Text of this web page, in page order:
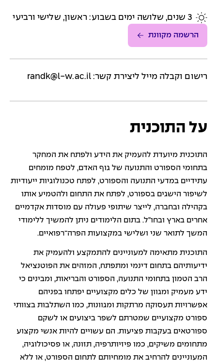
3 שנים, שלושה ימים בשבוע: ראשון, שלישי ורביעי
הרשמה מקוונת
רישום וקבלה מייל ליצירת קשר: randk@l-w.ac.il
על התוכנית
התוכנית מיועדת להעמיק את הידע ולפתח את המחקר
בתחומי הספורט והתנועה של גוף האדם, לטפח מומחים
עתידיים במדעי התנועה והספורט, לפתח טכנולוגיות ייעודיות
לשיפור הישגים בספורט, לפתח את התחום ולהטמיע אותו
בקהילה ובחברה, לייצר שיתופי פעולה עם מוסדות אקדמיים
אחרים בארץ ובחו"ל. בתום הלימודים ניתן להמשיך ללימודי
המשך לתואר שני ושלישי במקצועות הפרה־רפואיים.
התוכנית מתאימה למעוניינים להתמקצע ולהעמיק את
ידיעותיהם בתחום דינמי ומתפתח, המזהים את הפוטנציאל
הרב הטמון בתחומי התנועה, הספורט והבריאות, ומבינים כי
ידע מעמיק ומגוון של כלים מקצועיים יפתחו בפניהם
אפשרויות תעסוקה מרתקות ומגוונות, כמו השתלבות בצוותי
ספורט מקצועיים שמטרתם לשפר ביצועים או לשקם
ספורטאים בעקבות פציעות. הם עשויים להיות אנשי מקצוע
מתחומים משיקים, כמו פיזיותרפיה, תזונה, או פסיכולוגיה,
המעוניינים להרחיב את מומחיותם לתחום הספורט, או ללא